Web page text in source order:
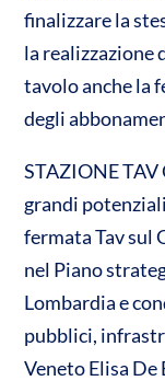
finalizzare la
la realizzazione
tavolo anche la
degli
STAZIONE
grandi
fermata Tav sul
nel Piano
Lombardia e
pubblici,
Veneto Elisa De